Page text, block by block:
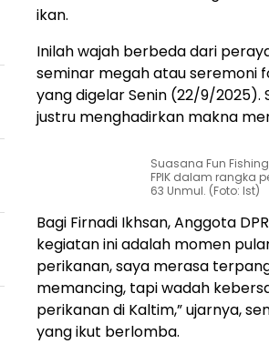
ikan.
Inilah wajah berbeda dari
seminar megah atau seremoni
yang digelar Senin (22/9/
justru menghadirkan makna
Suasana Fun
FPIK dalam rangka
63 Unmul. (Foto: Ist)
Bagi Firnadi Ikhsan, Anggota
kegiatan ini adalah momen
perikanan, saya merasa
memancing, tapi wadah
perikanan di Kaltim,” ujarnya,
yang ikut berlomba.